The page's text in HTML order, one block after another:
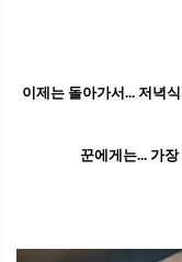
이제는 돌아가서... 저녁
꾼에게는... 가